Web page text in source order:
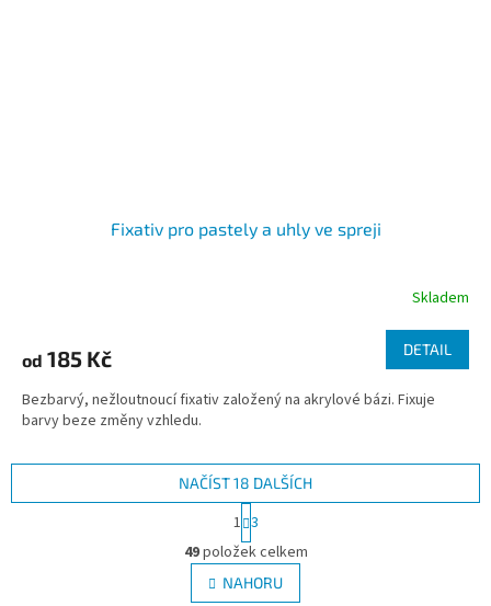
Fixativ pro pastely a uhly ve spreji
Skladem
od 185 Kč DETAIL
Bezbarvý, nežloutnoucí fixativ založený na akrylové bázi. Fixuje
barvy beze změny vzhledu.
O
v
l
NAČÍST 18 DALŠÍCH
t
r
á
n
1 3
49položek celkem
NAHORU